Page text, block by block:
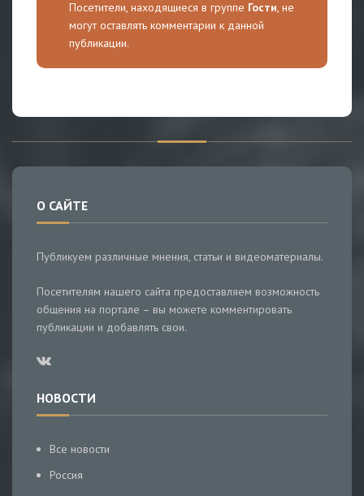
Посетители, находящиеся в группе Гости, не
могут оставлять комментарии к данной
публикации.
О САЙТЕ
Публикуем различные мнения, статьи и видеоматериалы.
Посетителям нашего сайта предоставляем возможность
общения на портале – вы можете комментировать
публикации и добавлять свои.
НОВОСТИ
Все новости
Россия